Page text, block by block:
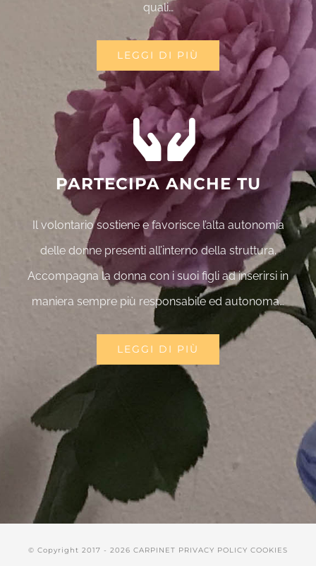
quali…
LEGGI DI PIÙ
PARTECIPA ANCHE TU
Il volontario sostiene e favorisce l’alta autonomia
delle donne presenti all’interno della struttura.
Accompagna la donna con i suoi figli ad inserirsi in
maniera sempre più responsabile ed autonoma…
LEGGI DI PIÙ
© Copyright 2017 - 2026 CARPINET PRIVACY POLICY COOKIES